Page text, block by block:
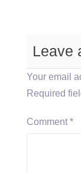
Leave
Your email
Required
Comment *